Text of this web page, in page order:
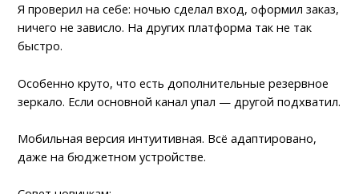
Я проверил на себе: ночью сделал вход, оформил заказ,
ничего не зависло. На других платформа так не так
быстро.
Особенно круто, что есть дополнительные резервное
зеркало. Если основной канал упал — другой подхватил.
Мобильная версия интуитивная. Всё адаптировано,
даже на бюджетном устройстве.